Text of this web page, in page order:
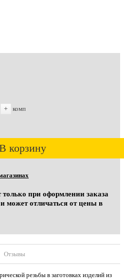
+ комп
корзину
только при оформлении заказа
может отличаться от цены в
Отзывы
резьбы в заготовках изделий из